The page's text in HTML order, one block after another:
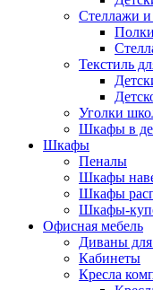
Стеллажи
Текстиль
Уголки
Шкафы в
Шкафы
Пеналы
Шкафы
Шкафы
Шкафы-
Офисная мебель
Диваны
Кабинеты
Кресла